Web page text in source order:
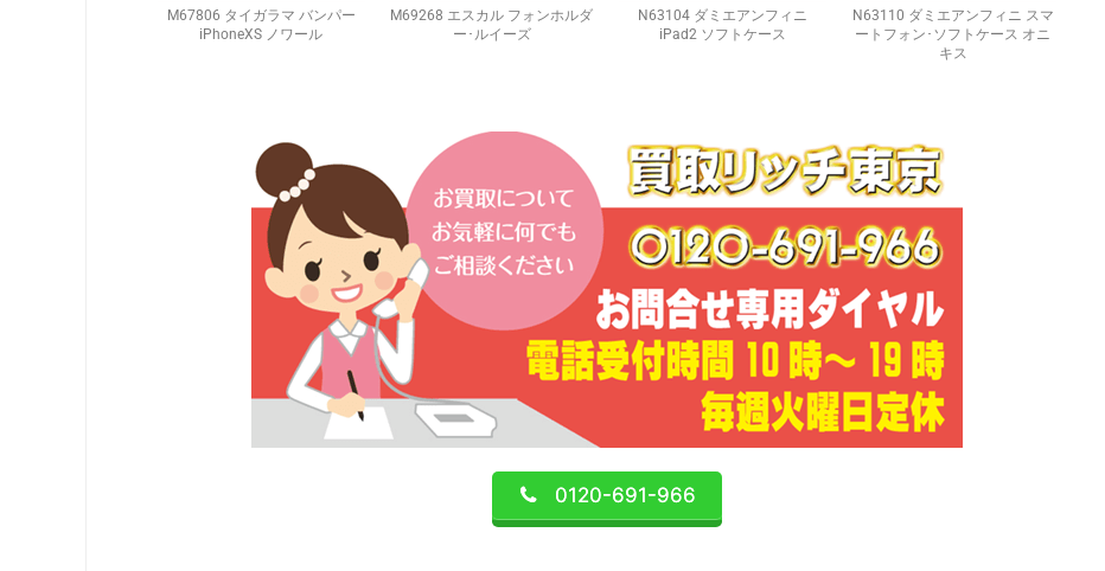
M67806 タイガラマ バンパー
iPhoneXS ノワール
M69268 エスカル フォンホルダ
ー･ルイーズ
N63104 ダミエアンフィニ
iPad2 ソフトケース
N63110 ダミエアンフィニ スマ
ートフォン･ソフトケース オニ
キス
0120-691-966